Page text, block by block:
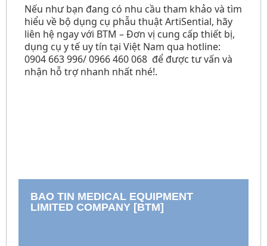
Nếu như bạn đang có nhu cầu tham khảo và tìm
hiểu về bộ dụng cụ phẫu thuật ArtiSential, hãy
liên hệ ngay với BTM – Đơn vị cung cấp thiết bị,
dụng cụ y tế uy tín tại Việt Nam qua hotline:
0904 663 996/ 0966 460 068 để được tư vấn và
nhận hỗ trợ nhanh nhất nhé!.
BAO TIN MEDICAL EQUIPMENT
LIMITED COMPANY [BTM]